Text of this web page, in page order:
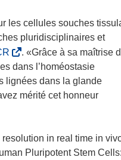
les cellules souches
pluridisciplinaires et
s
’
o
r
e
. «Grâce à sa maîtrise
dans l’homéostasie
lignées dans la glande
mérité cet honneur
in real time in
Pluripotent Stem